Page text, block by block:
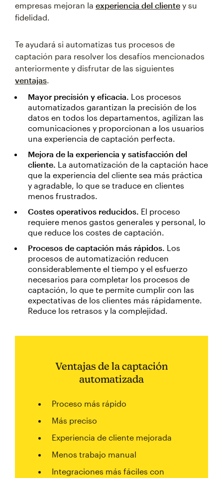
empresas mejoran la experiencia del cliente y su
fidelidad.
Te ayudará si automatizas tus procesos de
captación para resolver los desafíos mencionados
anteriormente y disfrutar de las siguientes
ventajas.
Mayor precisión y eficacia. Los procesos
automatizados garantizan la precisión de los
datos en todos los departamentos, agilizan las
comunicaciones y proporcionan a los usuarios
una experiencia de captación perfecta.
Mejora de la experiencia y satisfacción del
cliente. La automatización de la captación hace
que la experiencia del cliente sea más práctica
y agradable, lo que se traduce en clientes
menos frustrados.
Costes operativos reducidos. El proceso
requiere menos gastos generales y personal, lo
que reduce los costes de captación.
Procesos de captación más rápidos. Los
procesos de automatización reducen
considerablemente el tiempo y el esfuerzo
necesarios para completar los procesos de
captación, lo que te permite cumplir con las
expectativas de los clientes más rápidamente.
Reduce los retrasos y la complejidad.
Ventajas de la captación
automatizada
Proceso más rápido
Más preciso
Experiencia de cliente mejorada
Menos trabajo manual
Integraciones más fáciles con